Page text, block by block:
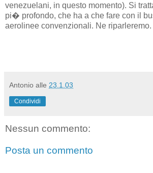
venezuelani, in questo momento). Si
pi� profondo, che ha a che fare con il
aerolinee convenzionali. Ne riparleremo.
Antonio alle 23.1.03
Condividi
Nessun commento:
Posta un commento